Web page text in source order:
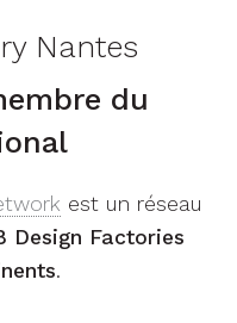
Nantes
du
est un réseau
Design Factories
.